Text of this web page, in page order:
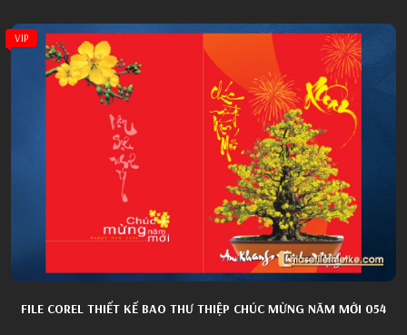
VIP
FILE COREL THIẾT KẾ BAO THƯ THIỆP CHÚC MỪNG NĂM MỚI 054